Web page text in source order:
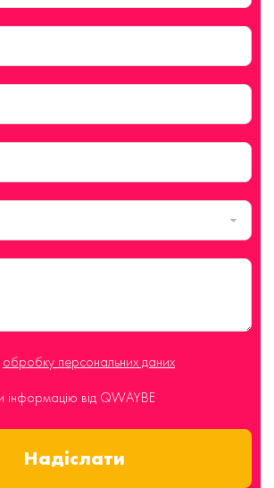
обробку персональних даних
інформацію від QWAYBE
Надіслати